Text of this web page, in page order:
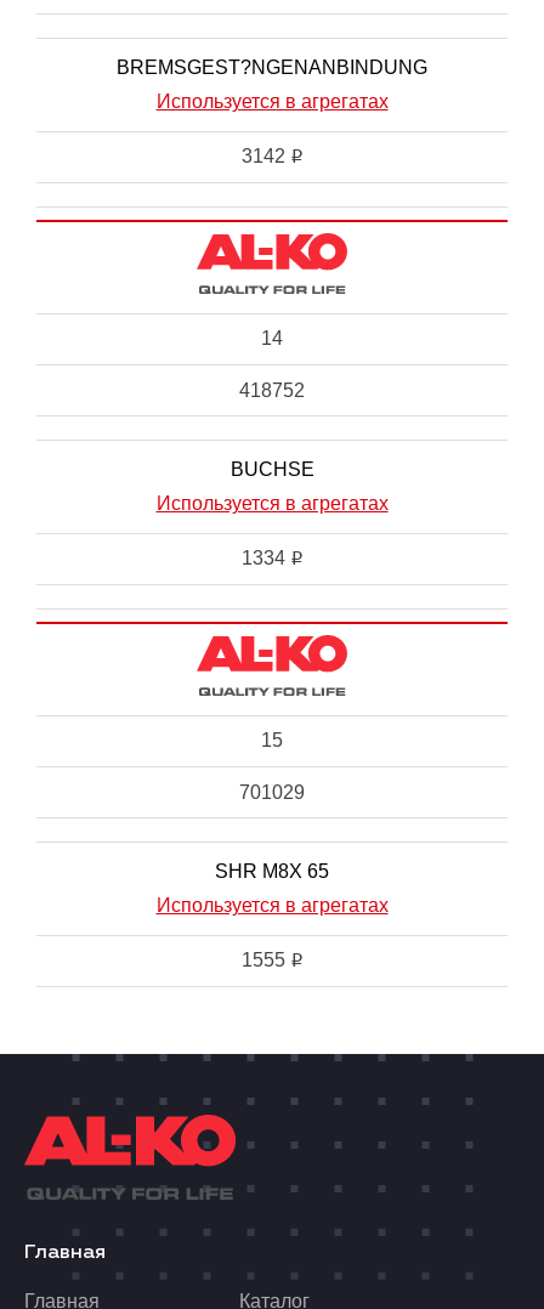
BREMSGEST?NGENANBINDUNG
Используется в агрегатах
3142 i
14
418752
BUCHSE
Используется в агрегатах
1334 i
15
701029
SHR M8X 65
Используется в агрегатах
1555 i
Главная
Главная
Каталог